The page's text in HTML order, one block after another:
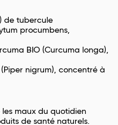
de tubercule
procumbens,
BIO (Curcuma longa),
nigrum), concentré à
les maux du quotidien
de santé naturels.